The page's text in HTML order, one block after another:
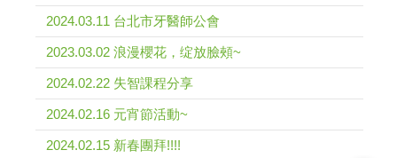
2024.03.11 台北市牙醫師公會
2023.03.02 浪漫櫻花，绽放臉頰~
2024.02.22 失智課程分享
2024.02.16 元宵節活動~
2024.02.15 新春團拜!!!!